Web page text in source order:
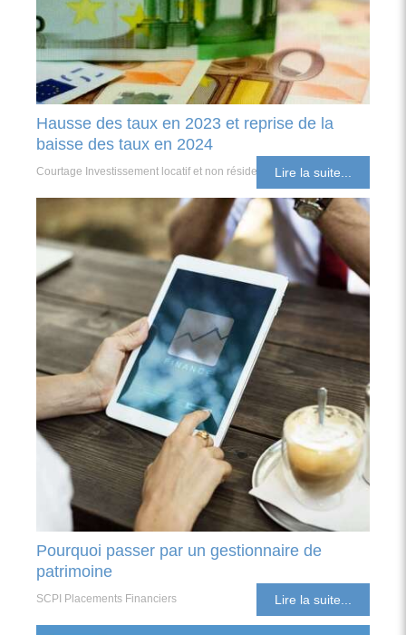
Hausse des taux en 2023 et reprise de la
baisse des taux en 2024
Courtage Investissement locatif et non résident Lire la suite...
Pourquoi passer par un gestionnaire de
patrimoine
SCPI Placements Financiers Lire la suite...